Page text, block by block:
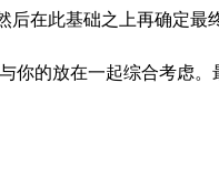
在此基础之上再确定
你的放在一起综合考虑